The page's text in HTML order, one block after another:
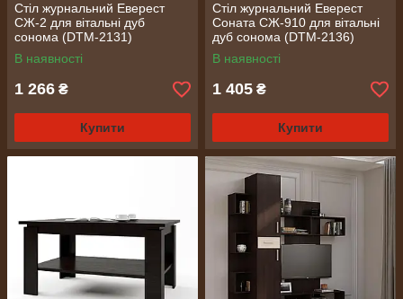
Стіл журнальний Еверест
СЖ-2 для вітальні дуб
сонома (DTM-2131)
В наявності
1 266 ₴
Купити
Стіл журнальний Еверест
Соната СЖ-910 для вітальні
дуб сонома (DTM-2136)
В наявності
1 405 ₴
Купити